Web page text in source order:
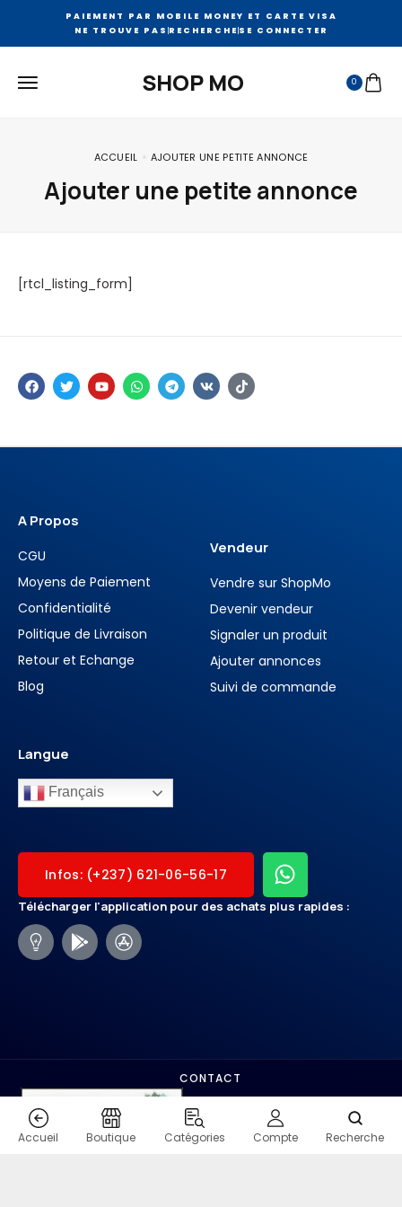
PAIEMENT PAR MOBILE MONEY ET CARTE VISA
NE TROUVE PAS RECHERCHESE CONNECTER
SHOP MO 0
ACCUEIL AJOUTER UNE PETITE ANNONCE
Ajouter une petite annonce
[rtcl_listing_form]
A Propos
CGU
Moyens de Paiement
Confidentialité
Politique de Livraison
Retour et Echange
Blog
Vendeur
Vendre sur ShopMo
Devenir vendeur
Signaler un produit
Ajouter annonces
Suivi de commande
Langue
Français
Infos: (+237) 621-06-56-17
Télécharger l'application pour des achats plus rapides :
CONTACT
Accueil Boutique Catégories Compte Recherche